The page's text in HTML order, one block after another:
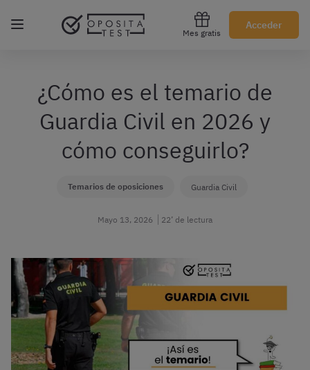
Mes gratis
Acceder
Regístrate gratis
¿Cómo es el temario de
Guardia Civil en 2026 y
cómo conseguirlo?
Temarios de oposiciones Guardia Civil
Mayo 13, 2026 22’ de lectura